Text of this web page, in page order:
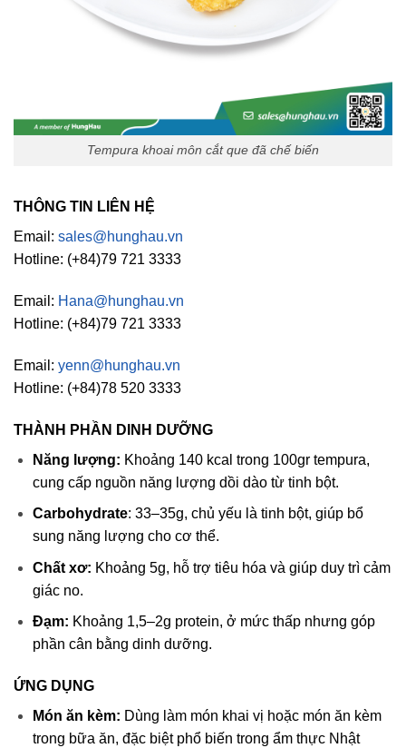
Tempura khoai môn cắt que đã chế biến
THÔNG TIN LIÊN HỆ
Email: sales@hunghau.vn
Hotline: (+84)79 721 3333
Email: Hana@hunghau.vn
Hotline: (+84)79 721 3333
Email: yenn@hunghau.vn
Hotline: (+84)78 520 3333
THÀNH PHẦN DINH DƯỠNG
Năng lượng: Khoảng 140 kcal trong 100gr tempura,
cung cấp nguồn năng lượng dồi dào từ tinh bột.
Carbohydrate: 33–35g, chủ yếu là tinh bột, giúp bổ
sung năng lượng cho cơ thể.
Chất xơ: Khoảng 5g, hỗ trợ tiêu hóa và giúp duy trì cảm
giác no.
Đạm: Khoảng 1,5–2g protein, ở mức thấp nhưng góp
phần cân bằng dinh dưỡng.
ỨNG DỤNG
Món ăn kèm: Dùng làm món khai vị hoặc món ăn kèm
trong bữa ăn, đặc biệt phổ biến trong ẩm thực Nhật